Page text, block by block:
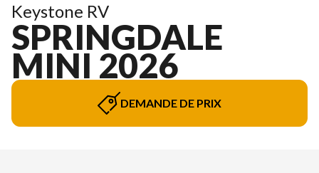
Keystone RV
SPRINGDALE
MINI 2026
DEMANDE DE PRIX